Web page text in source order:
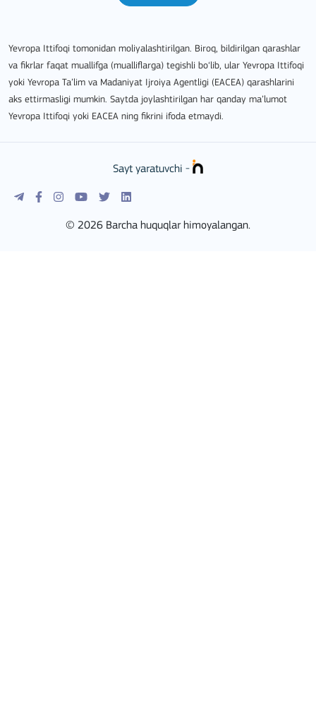
Yevropa Ittifoqi tomonidan moliyalashtirilgan. Biroq, bildirilgan qarashlar
va fikrlar faqat muallifga (mualliflarga) tegishli bo‘lib, ular Yevropa Ittifoqi
yoki Yevropa Ta’lim va Madaniyat Ijroiya Agentligi (EACEA) qarashlarini
aks ettirmasligi mumkin. Saytda joylashtirilgan har qanday ma’lumot
Yevropa Ittifoqi yoki EACEA ning fikrini ifoda etmaydi.
Sayt yaratuvchi -
© 2026 Barcha huquqlar himoyalangan.